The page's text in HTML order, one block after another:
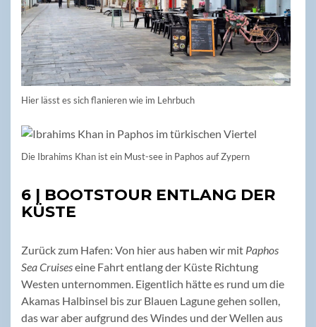
Hier lässt es sich flanieren wie im Lehrbuch
Die Ibrahims Khan ist ein Must-see in Paphos auf Zypern
6 | BOOTSTOUR ENTLANG DER
KÜSTE
Zurück zum Hafen: Von hier aus haben wir mit Paphos
Sea Cruiseseine Fahrt entlang der Küste Richtung
Westen unternommen. Eigentlich hätte es rund um die
Akamas Halbinsel bis zur Blauen Lagune gehen sollen,
das war aber aufgrund des Windes und der Wellen aus